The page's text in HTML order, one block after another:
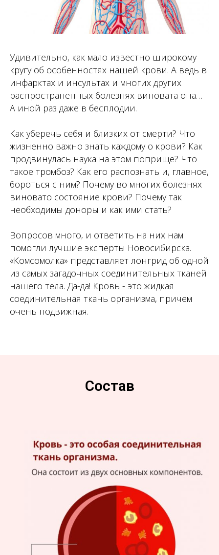
Удивительно, как мало известно широкому
кругу об особенностях нашей крови. А ведь в
инфарктах и инсультах и многих других
распространенных болезнях виновата она…
А иной раз даже в бесплодии.
Как уберечь себя и близких от смерти? Что
жизненно важно знать каждому о крови? Как
продвинулась наука на этом поприще? Что
такое тромбоз? Как его распознать и, главное,
бороться с ним? Почему во многих болезнях
виновато состояние крови? Почему так
необходимы доноры и как ими стать?
Вопросов много, и ответить на них нам
помогли лучшие эксперты Новосибирска.
«Комсомолка» представляет лонгрид об одной
из самых загадочных соединительных тканей
нашего тела. Да-да! Кровь - это жидкая
соединительная ткань организма, причем
очень подвижная.
Состав